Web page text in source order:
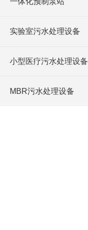
实验室污水处理设备
小型医疗污水处理设备
MBR污水处理设备